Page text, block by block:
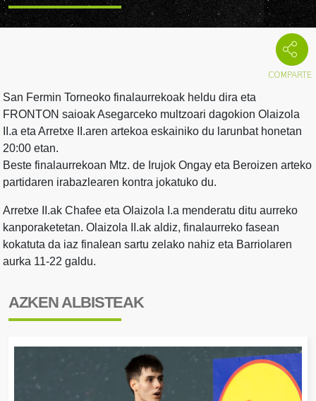
San Fermin Torneoko finalaurrekoak heldu dira eta
FRONTON saioak Asegarceko multzoari dagokion Olaizola
II.a eta Arretxe II.aren artekoa eskainiko du larunbat honetan
20:00 etan.
Beste finalaurrekoan Mtz. de Irujok Ongay eta Beroizen arteko
partidaren irabazlearen kontra jokatuko du.
Arretxe II.ak Chafee eta Olaizola I.a menderatu ditu aurreko
kanporaketetan. Olaizola II.ak aldiz, finalaurreko fasean
kokatuta da iaz finalean sartu zelako nahiz eta Barriolaren
aurka 11-22 galdu.
AZKEN ALBISTEAK